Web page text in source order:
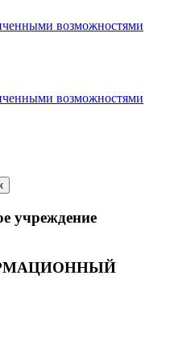
возможностями
возможностями
учреждение